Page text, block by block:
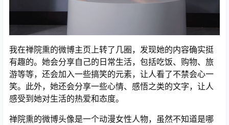
我在禅院熏的微博主页上转了几圈，发现她的内容确实挺
有趣的。她会分享自己的日常生活，包括吃饭、购物、旅
游等等，还会加入一些搞笑的元素，让人看了不禁会心一
笑。此外，她还会分享一些心情、感悟之类的文字，让人
感受到她对生活的热爱和态度。
禅院熏的微博头像是一个动漫女性人物，虽然不知道是哪